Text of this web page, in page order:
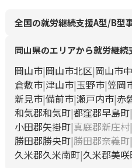
全国の就労継続支援A型/B型
岡山県のエリアから就労継
岡山市 岡山市北区 岡山市
倉敷市 津山市 玉野市 笠岡
新見市 備前市 瀬戸内市 赤
和気郡和気町 都窪郡早島町
小田郡矢掛町 真庭郡新庄村
勝田郡勝央町 勝田郡奈義町
久米郡久米南町 久米郡美